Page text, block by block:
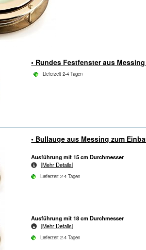
• Rundes Festfenster aus
Lieferzeit 2-4 Tagen
• Bullauge aus Messing zum
Ausführung mit 15 cm Durchmesser
[Mehr Details]
Lieferzeit 2-4 Tagen
Ausführung mit 18 cm Durchmesser
[Mehr Details]
Lieferzeit 2-4 Tagen